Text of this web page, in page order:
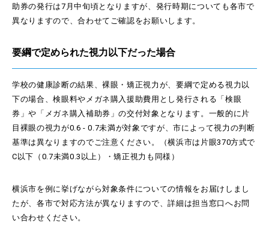
助券の発行は7月中旬頃となりますが、発行時期についても各市で
異なりますので、合わせてご確認をお願いします。
要綱で定められた視力以下だった場合
学校の健康診断の結果、裸眼・矯正視力が、要綱で定める視力以
下の場合、検眼料やメガネ購入援助費用とし発行される「検眼
券」や「メガネ購入補助券」の交付対象となります。一般的に片
目裸眼の視力が0.6 - 0.7未満が対象ですが、市によって視力の判断
基準は異なりますのでご注意ください。（横浜市は片眼370方式で
C以下（0.7未満0.3以上）・矯正視力も同様）
横浜市を例に挙げながら対象条件についての情報をお届けしまし
たが、各市で対応方法が異なりますので、詳細は担当窓口へお問
い合わせください。